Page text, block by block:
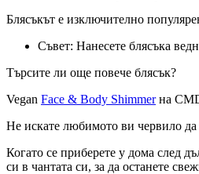
Блясъкът е изключително
Съвет: Нанесете блясъка
Търсите ли още повече блясък?
Vegan Face & Body Shimmerна
Не искате любимото ви червило да
Когато се приберете у дома след
си в чантата си, за да останете